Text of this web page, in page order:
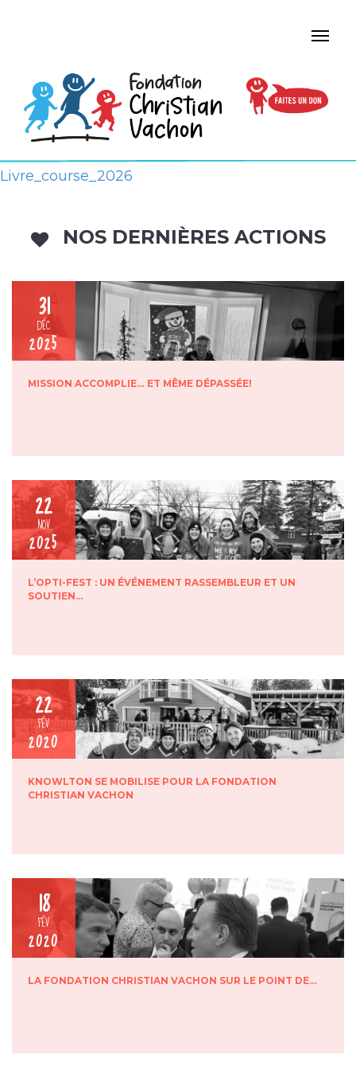
Livre_course_2026
NOS DERNIÈRES ACTIONS
31
DÉC
2025
MISSION ACCOMPLIE… ET MÊME DÉPASSÉE!
22
NOV
2025
L’OPTI-FEST : UN ÉVÉNEMENT RASSEMBLEUR ET UN
SOUTIEN…
22
FÉV
2020
KNOWLTON SE MOBILISE POUR LA FONDATION
CHRISTIAN VACHON
18
FÉV
2020
LA FONDATION CHRISTIAN VACHON SUR LE POINT DE…